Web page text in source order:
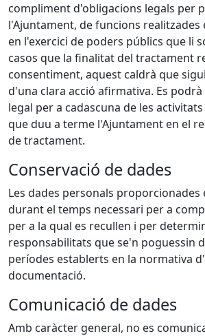
compliment d'obligacions legals per
l'Ajuntament, de funcions realitzades
en l'exercici de poders públics que li
casos que la finalitat del tractament
consentiment, aquest caldrà que
d'una clara acció afirmativa. Es
legal per a cadascuna de les
que duu a terme l'Ajuntament en el
de tractament.
Conservació de dades
Les dades personals proporcionades
durant el temps necessari per a
per a la qual es recullen i per
responsabilitats que se'n poguessin
períodes establerts en la normativa
documentació.
Comunicació de dades
Amb caràcter general, no es